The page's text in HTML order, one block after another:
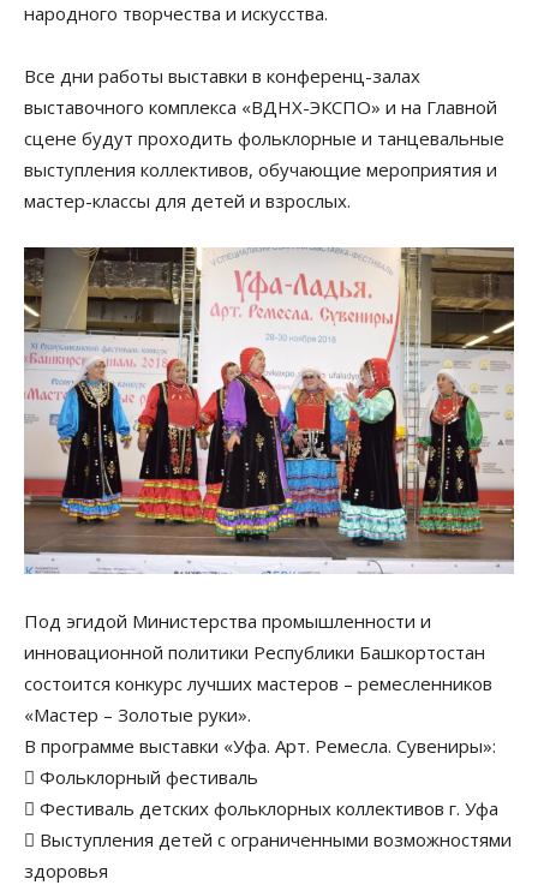
народного творчества и искусства.
Все дни работы выставки в конференц-залах
выставочного комплекса «ВДНХ-ЭКСПО» и на Главной
сцене будут проходить фольклорные и танцевальные
выступления коллективов, обучающие мероприятия и
мастер-классы для детей и взрослых.
Под эгидой Министерства промышленности и
инновационной политики Республики Башкортостан
состоится конкурс лучших мастеров – ремесленников
«Мастер – Золотые руки».
В программе выставки «Уфа. Арт. Ремесла. Сувениры»:
 Фольклорный фестиваль
 Фестиваль детских фольклорных коллективов г. Уфа
 Выступления детей с ограниченными возможностями
здоровья